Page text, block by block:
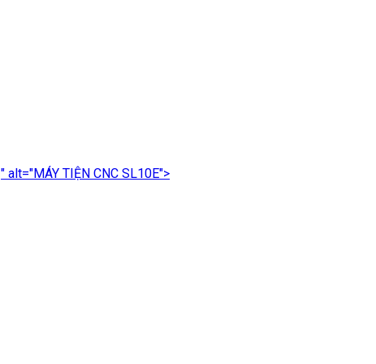
" alt="MÁY TIỆN CNC SL10E">